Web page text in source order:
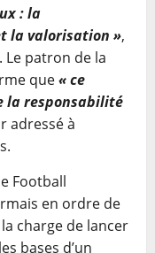
: la
la valorisation »,
Le patron de la
que« ce
la responsabilité
adressé à
Football
en ordre de
charge de lancer
bases d’un